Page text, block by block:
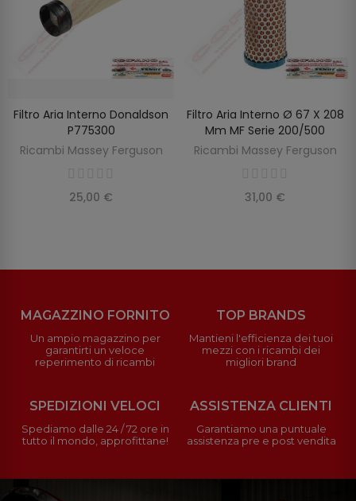
AGGIUNGI AL CARRELLO
Filtro Aria Interno Donaldson
P775300
Ricambi Massey Ferguson
25,00 €
SCOPRIRE
Filtro Aria Interno Ø 67 X 208
Mm MF Serie 200/500
Ricambi Massey Ferguson
31,00 €
MAGAZZINO FORNITO
Un ampio magazzino per
garantirti un veloce
reperimento di ricambi
TOP BRANDS
Mantieni l'efficienza dei tuoi
mezzi con i ricambi dei
migliori brand
SPEDIZIONI VELOCI
Spediamo dalle 24 / 72 ore in
tutto il mondo, approfittane!
ASSISTENZA CLIENTI
Garantiamo una puntuale
assistenza pre e post vendita